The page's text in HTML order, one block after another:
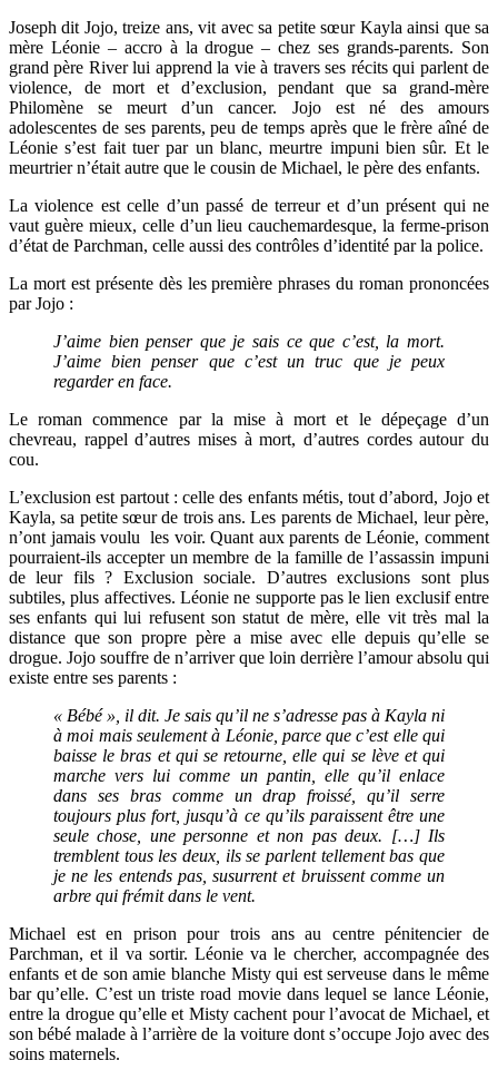
Joseph dit Jojo, treize ans, vit avec sa petite sœur Kayla ainsi que sa
mère Léonie –accro à la drogue – chez ses grands-parents. Son
grand père River lui apprend la vie à travers ses récits qui parlent de
violence, de mort et d’exclusion, pendant que sa grand-mère
Philomène se meurt d’un cancer. Jojo est né des amours
adolescentes de ses parents, peu de temps après que le frère aîné de
Léonie s’est fait tuer par un blanc, meurtre impuni bien sûr. Et le
meurtrier n’était autre que le cousin de Michael, le père des enfants.
La violence est celle d’un passé de terreur et d’un présent qui ne
vaut guère mieux, celle d’un lieu cauchemardesque, la ferme-prison
d’état de Parchman, celle aussi des contrôles d’identité par la police.
La mort est présente dès les première phrases du roman prononcées
par Jojo :
J’aime bien penser que je sais ce que c’est, la mort.
J’aime bien penser que c’est un truc que je peux
regarder en face.
Le roman commence par la mise à mort et le dépeçage d’un
chevreau, rappel d’autres mises à mort, d’autres cordes autour du
cou.
L’exclusion est partout : celle des enfants métis, tout d’abord, Jojo et
Kayla, sa petite sœur de trois ans. Les parents de Michael, leur père,
n’ont jamais voulu les voir. Quant aux parents de Léonie, comment
pourraient-ils accepter un membre de la famille de l’assassin impuni
de leur fils ? Exclusion sociale. D’autres exclusions sont plus
subtiles, plus affectives. Léonie ne supporte pas le lien exclusif entre
ses enfants qui lui refusent son statut de mère, elle vit très mal la
distance que son propre père a mise avec elle depuis qu’elle se
drogue. Jojo souffre de n’arriver que loin derrière l’amour absolu qui
existe entre ses parents :
« Bébé », il dit. Je sais qu’il ne s’adresse pas à Kayla ni
à moi mais seulement à Léonie, parce que c’est elle qui
baisse le bras et qui se retourne, elle qui se lève et qui
marche vers lui comme un pantin, elle qu’il enlace
dans ses bras comme un drap froissé, qu’il serre
toujours plus fort, jusqu’à ce qu’ils paraissent être une
seule chose, une personne et non pas deux. […] Ils
tremblent tous les deux, ils se parlent tellement bas que
je ne les entends pas, susurrent et bruissent comme un
arbre qui frémit dans le vent.
Michael est en prison pour trois ans au centre pénitencier de
Parchman, et il va sortir. Léonie va le chercher, accompagnée des
enfants et de son amie blanche Misty qui est serveuse dans le même
bar qu’elle. C’est un triste road movie dans lequel se lance Léonie,
entre la drogue qu’elle et Misty cachent pour l’avocat de Michael, et
son bébé malade à l’arrière de la voiture dont s’occupe Jojo avec des
soins maternels.